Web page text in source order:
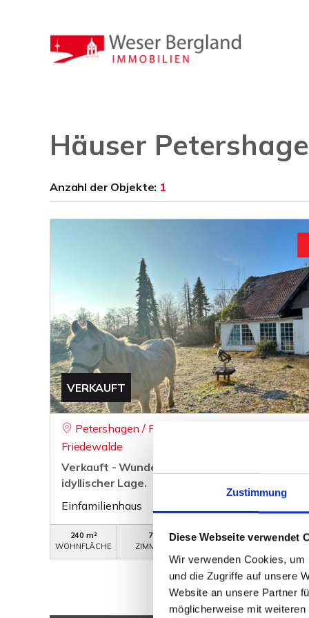
Zustimmung
Diese Webseite verwendet
Wir verwenden Cookies,
und die Zugriffe auf unsere
Website an unsere Partner
möglicherweise mit
Häuser
Anzahl der Objekte: 1
VERKAUFT
Petershagen / Friedewalde - 1 Minden-
Friedewalde
Verkauft - Wunderschöne Immobilie, mit
idyllischer Lage.
Einfamilienhaus
240 m²
WOHNFLÄCHE
7
ZIMMER
WB-343